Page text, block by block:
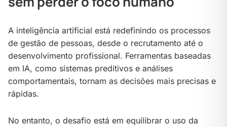
A inteligência artificial está redefinindo os processos
de gestão de pessoas, desde o recrutamento até o
desenvolvimento profissional. Ferramentas baseadas
em IA, como sistemas preditivos e análises
comportamentais, tornam as decisões mais precisas e
rápidas.
No entanto, o desafio está em equilibrar o uso da